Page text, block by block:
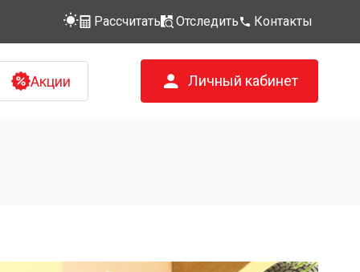
Рассчитать Отследить Контакты
Акции Личный кабинет